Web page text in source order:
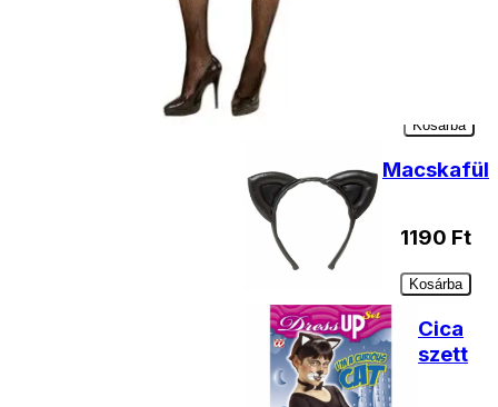
Kosárba
Macskafül
1190 Ft
Kosárba
Cica
szett